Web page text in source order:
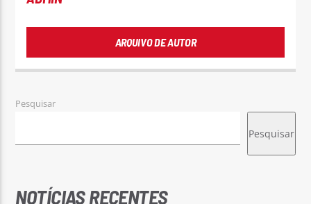
ARQUIVO DE AUTOR
Pesquisar
Pesquisar
NOTÍCIAS RECENTES